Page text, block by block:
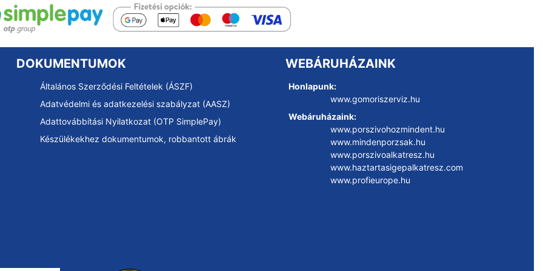
DOKUMENTUMOK
Általános Szerződési Feltételek (ÁSZF)
Adatvédelmi és adatkezelési szabályzat (AASZ)
Adattovábbítási Nyilatkozat (OTP SimplePay)
Készülékekhez dokumentumok, robbantott ábrák
WEBÁRUHÁZAINK
Honlapunk:
www.gomoriszerviz.hu
Webáruházaink:
www.porszivohozmindent.hu
www.mindenporzsak.hu
www.porszivoalkatresz.hu
www.haztartasigepalkatresz.com
www.profieurope.hu